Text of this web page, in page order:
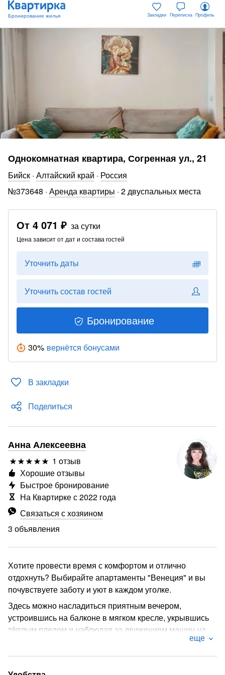
Закладки Переписка Профиль
Однокомнатная квартира, Согренная ул., 21
Бийск · Алтайский край · Россия
№373648 · Аренда квартиры · 2 двуспальных места
От 4 071 ₽ за сутки
Цена зависит от дат и состава гостей
Уточнить даты
Уточнить состав гостей
Бронирование
30% вернётся бонусами
В закладки
Поделиться
Анна Алексеевна
1 отзыв
Связаться с хозяином
3 объявления
Хорошие отзывы
Быстрое бронирование
На Квартирке с 2022 года
Хотите провести время с комфортом и отлично
отдохнуть? Выбирайте апартаменты "Венеция" и вы
почувствуете заботу и уют в каждом уголке.
Здесь можно насладиться приятным вечером,
устроившись на балконе в мягком кресле, укрывшись
тёплым пледом и наблюдая за движением машин на
горе. Если вы приезжаете с семьёй, друзьями или
коллегами, предлагаем вам разнообразные игры для
еще